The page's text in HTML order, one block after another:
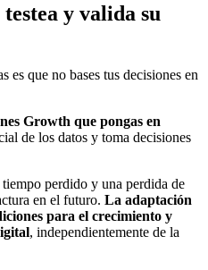
y valida su
es que no bases tus decisiones en
Growth que pongas en
de los datos y toma decisiones
perdido y una perdida de
en el futuro. La adaptación
para el crecimiento y
, independientemente de la